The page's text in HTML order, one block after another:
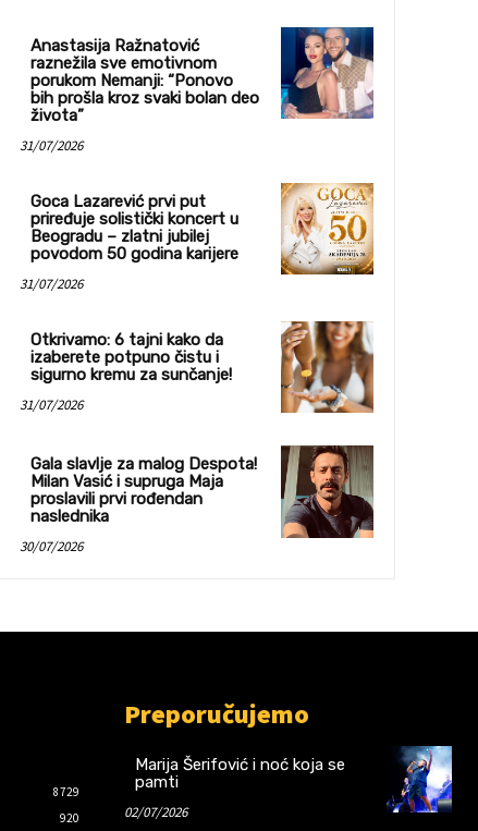
Anastasija Ražnatović
raznežila sve emotivnom
porukom Nemanji: “Ponovo
bih prošla kroz svaki bolan deo
života”
31/07/2026
Goca Lazarević prvi put
priređuje solistički koncert u
Beogradu – zlatni jubilej
povodom 50 godina karijere
31/07/2026
Otkrivamo: 6 tajni kako da
izaberete potpuno čistu i
sigurno kremu za sunčanje!
31/07/2026
Gala slavlje za malog Despota!
Milan Vasić i supruga Maja
proslavili prvi rođendan
naslednika
30/07/2026
8729
920
Preporučujemo
Marija Šerifović i noć koja se
pamti
02/07/2026